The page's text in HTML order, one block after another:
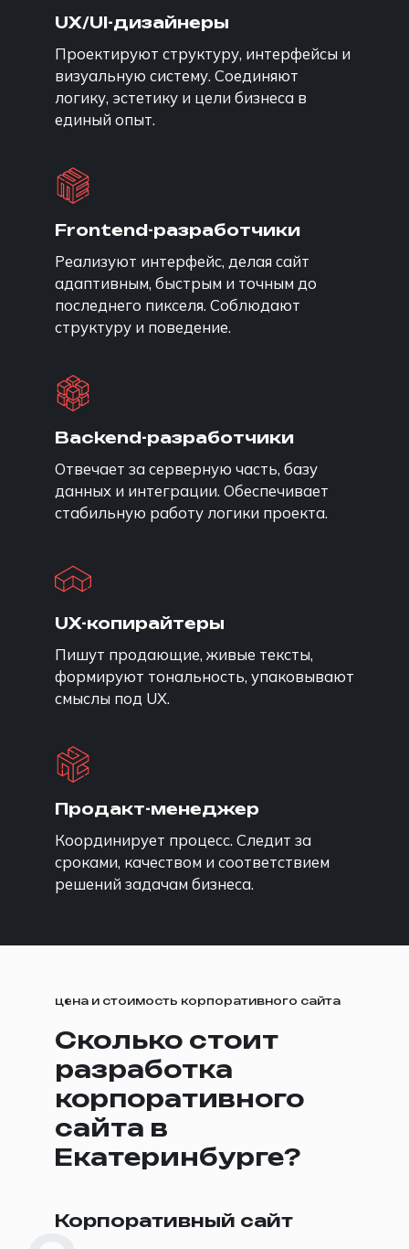
UX/UI-дизайнеры
Проектируют структуру, интерфейсы и
визуальную систему. Соединяют
логику, эстетику и цели бизнеса в
единый опыт.
Frontend-разработчики
Реализуют интерфейс, делая сайт
адаптивным, быстрым и точным до
последнего пикселя. Соблюдают
структуру и поведение.
Backend-разработчики
Отвечает за серверную часть, базу
данных и интеграции. Обеспечивает
стабильную работу логики проекта.
UX-копирайтеры
Пишут продающие, живые тексты,
формируют тональность, упаковывают
смыслы под UX.
Продакт-менеджер
Координирует процесс. Следит за
сроками, качеством и соответствием
решений задачам бизнеса.
цена и стоимость корпоративного сайта
Сколько стоит
разработка
корпоративного
сайта в
Екатеринбурге?
Корпоративный сайт